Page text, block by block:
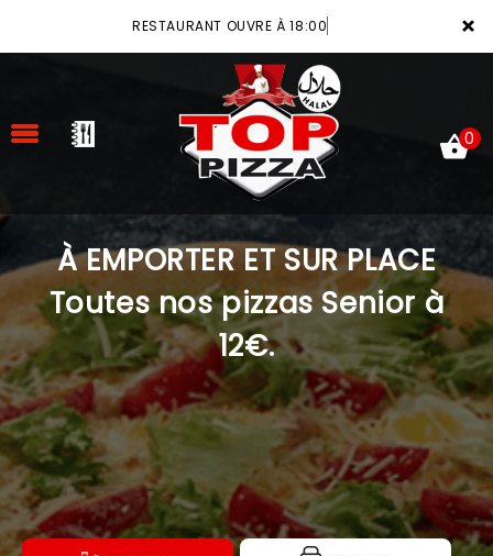
×
RESTAURANT OUVRE À 18:00
ACCUEIL
LA CARTE
VOTRE COMPTE
NOTRE RESTAURANT
VOS AVIS
MENTIONS LÉGALES
C.G.V
0
À EMPORTER ET SUR PLACE
Toutes nos pizzas Senior à
12€.